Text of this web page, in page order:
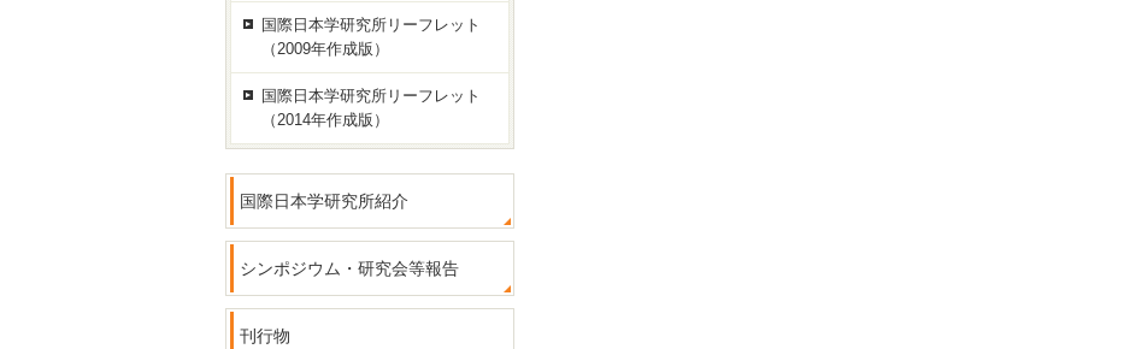
国際日本学研究所リーフレット
（2009年作成版）
国際日本学研究所リーフレット
（2014年作成版）
国際日本学研究所紹介
シンポジウム・研究会等報告
刊行物